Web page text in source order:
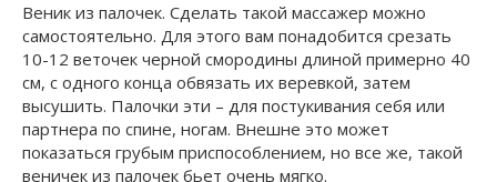
Веник из палочек. Сделать такой массажер можно
самостоятельно. Для этого вам понадобится срезать
10-12 веточек черной смородины длиной примерно 40
см, с одного конца обвязать их веревкой, затем
высушить. Палочки эти – для постукивания себя или
партнера по спине, ногам. Внешне это может
показаться грубым приспособлением, но все же, такой
веничек из палочек бьет очень мягко.